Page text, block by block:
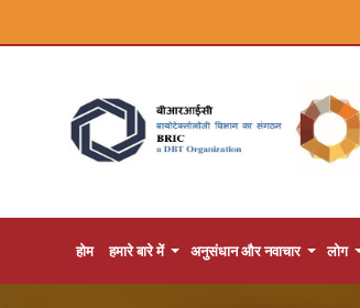
होम हमारे बारे में अनुसंधान और नवाचार लोग